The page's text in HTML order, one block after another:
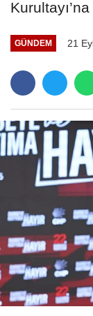
Kurultayı’na
GÜNDEM 21